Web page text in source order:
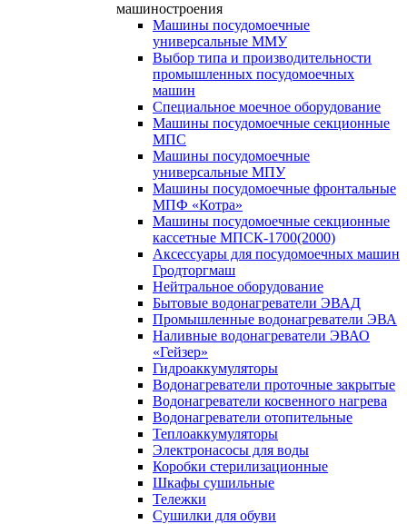
машиностроения
Машины посудомоечные
универсальные ММУ
Выбор типа и производительности
промышленных посудомоечных
машин
Специальное моечное оборудование
Машины посудомоечные секционные
МПС
Машины посудомоечные
универсальные МПУ
Машины посудомоечные фронтальные
МПФ «Котра»
Машины посудомоечные секционные
кассетные МПСК-1700(2000)
Аксессуары для посудомоечных машин
Гродторгмаш
Нейтральное оборудование
Бытовые водонагреватели ЭВАД
Промышленные водонагреватели ЭВА
Наливные водонагреватели ЭВАО
«Гейзер»
Гидроаккумуляторы
Водонагреватели проточные закрытые
Водонагреватели косвенного нагрева
Водонагреватели отопительные
Теплоаккумуляторы
Электронасосы для воды
Коробки стерилизационные
Шкафы сушильные
Тележки
Сушилки для обуви